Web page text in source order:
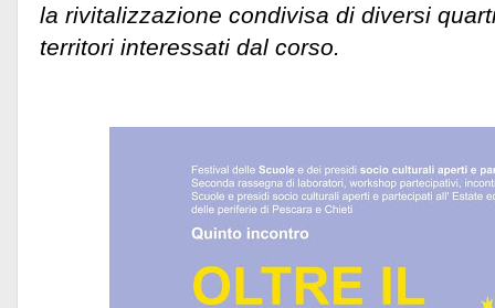
la rivitalizzazione condivisa di diversi
territori interessati dal corso.